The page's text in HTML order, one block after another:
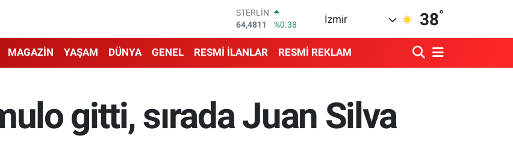
GRAM ALTIN
6660.55
%0.03
BİST100
13.779
%-14
55,2510
%0.32
İzmir 38°
MAGAZİN YAŞAM DÜNYA GENEL RESMİ İLANLAR RESMİ REKLAM
gitti, sırada Juan Silva